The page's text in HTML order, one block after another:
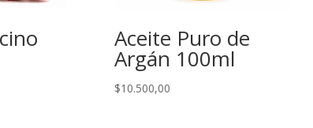
Aceite Puro de
Argán 100ml
$10.500,00